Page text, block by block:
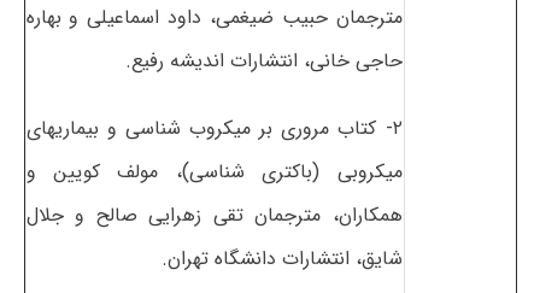
مترجمان حبیب ضیغمی، داود اسماعیلی و بهاره
حاجی خانی، انتشارات اندیشه رفیع.
۲- کتاب مروری بر میکروب شناسی و بیماریهای
میکروبی (باکتری شناسی)، مولف کویین و
همکاران، مترجمان تقی زهرایی صالح و جلال
شایق، انتشارات دانشگاه تهران.